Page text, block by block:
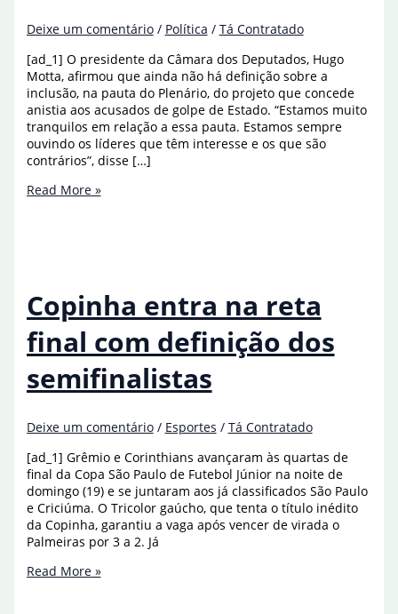
Deixe um comentário / Política / Tá Contratado
[ad_1] O presidente da Câmara dos Deputados, Hugo
Motta, afirmou que ainda não há definição sobre a
inclusão, na pauta do Plenário, do projeto que concede
anistia aos acusados de golpe de Estado. “Estamos muito
tranquilos em relação a essa pauta. Estamos sempre
ouvindo os líderes que têm interesse e os que são
contrários”, disse […]
Motta
o
projeto
da
anistia
Read More »
Copinha entra na reta
final com definição dos
semifinalistas
Deixe um comentário / Esportes / Tá Contratado
[ad_1] Grêmio e Corinthians avançaram às quartas de
final da Copa São Paulo de Futebol Júnior na noite de
domingo (19) e se juntaram aos já classificados São Paulo
e Criciúma. O Tricolor gaúcho, que tenta o título inédito
da Copinha, garantiu a vaga após vencer de virada o
Palmeiras por 3 a 2. Já
Copinha
Read More »